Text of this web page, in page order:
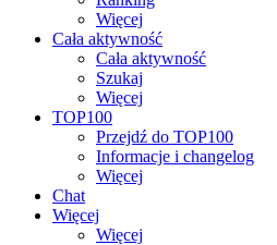
Więcej
Cała aktywność
Cała aktywność
Szukaj
Więcej
TOP100
Przejdź do TOP100
Informacje i changelog
Więcej
Chat
Więcej
Więcej